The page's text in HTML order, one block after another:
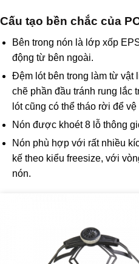
Cấu tạo bền chắc của
Bên trong nón là lớp xốp
động từ bên ngoài.
Đệm lót bên trong làm từ vật
chẽ phần đầu tránh rung lắc
lót cũng có thể tháo rời để vệ
Nón được khoét 8 lỗ thông
Nón phù hợp với rất nhiều
kế theo kiểu freesize, với
nón.